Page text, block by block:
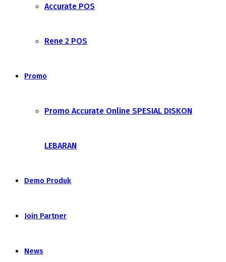
Accurate POS
Rene 2 POS
Promo
Promo Accurate Online SPESIAL DISKON
LEBARAN
Demo Produk
Join Partner
News